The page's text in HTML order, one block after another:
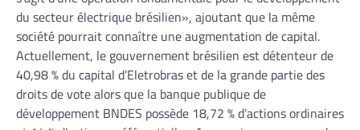
du secteur électrique brésilien», ajoutant que la même
société pourrait connaître une augmentation de capital.
Actuellement, le gouvernement brésilien est détenteur de
40,98 % du capital d’Eletrobras et de la grande partie des
droits de vote alors que la banque publique de
développement BNDES possède 18,72 % d’actions ordinaires